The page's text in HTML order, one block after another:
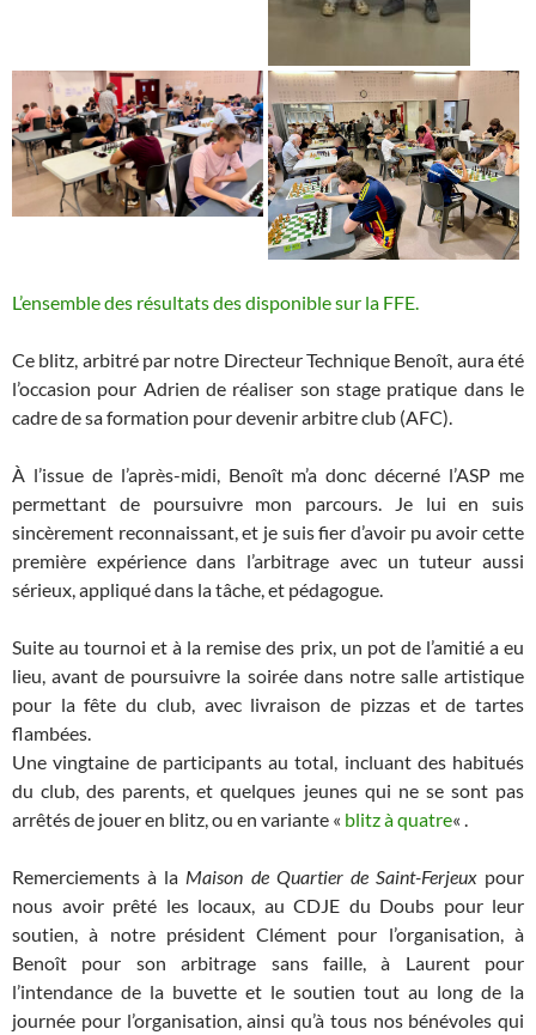
L’ensemble des résultats des disponible sur la FFE.
Ce blitz, arbitré par notre Directeur Technique Benoît, aura été
l’occasion pour Adrien de réaliser son stage pratique dans le
cadre de sa formation pour devenir arbitre club (AFC).
À l’issue de l’après-midi, Benoît m’a donc décerné l’ASP me
permettant de poursuivre mon parcours. Je lui en suis
sincèrement reconnaissant, et je suis fier d’avoir pu avoir cette
première expérience dans l’arbitrage avec un tuteur aussi
sérieux, appliqué dans la tâche, et pédagogue.
Suite au tournoi et à la remise des prix, un pot de l’amitié a eu
lieu, avant de poursuivre la soirée dans notre salle artistique
pour la fête du club, avec livraison de pizzas et de tartes
flambées.
Une vingtaine de participants au total, incluant des habitués
du club, des parents, et quelques jeunes qui ne se sont pas
arrêtés de jouer en blitz, ou en variante « blitz à quatre« .
Remerciements à la Maison de Quartier de Saint-Ferjeuxpour
nous avoir prêté les locaux, au CDJE du Doubs pour leur
soutien, à notre président Clément pour l’organisation, à
Benoît pour son arbitrage sans faille, à Laurent pour
l’intendance de la buvette et le soutien tout au long de la
journée pour l’organisation, ainsi qu’à tous nos bénévoles qui